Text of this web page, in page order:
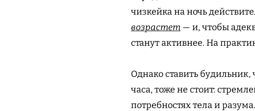
чизкейка на ночь
возрастет — и, чтобы
станут активнее. На
Однако ставить
часа, тоже не стоит:
потребностях тела и разума.